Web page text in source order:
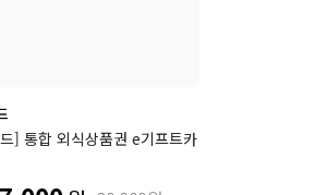
] 통합 외식상품권 e기프트카